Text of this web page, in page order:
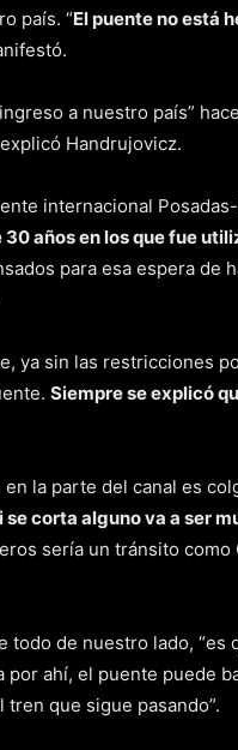
país. “El puente no está
a nuestro país”
Handrujovicz.
internacional
30 años en los que fue
para esa espera de
ya sin las restricciones
Siempre se explicó
la parte del canal es
se corta alguno va a ser
sería un tránsito
todo de nuestro lado, “es
ahí, el puente puede
que sigue pasando”.